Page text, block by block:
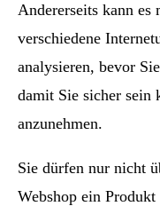
Andererseits kann es
verschiedene
analysieren, bevor
damit Sie sicher sein
anzunehmen.
Sie dürfen nur nicht
Webshop ein